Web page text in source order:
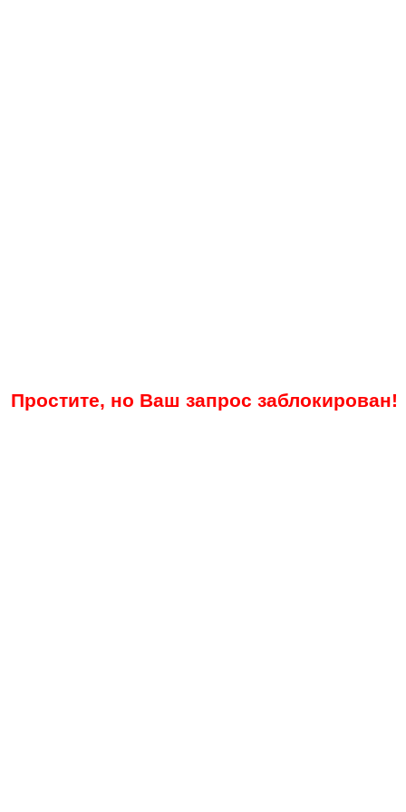
Простите, но Ваш запрос заблокирован!